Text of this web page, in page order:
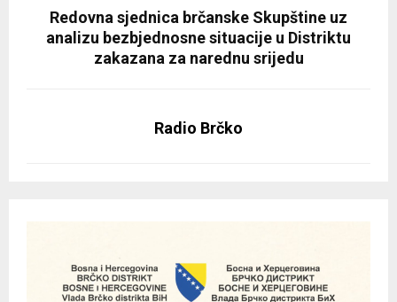
Redovna sjednica brčanske Skupštine uz
analizu bezbjednosne situacije u Distriktu
zakazana za narednu srijedu
Radio Brčko